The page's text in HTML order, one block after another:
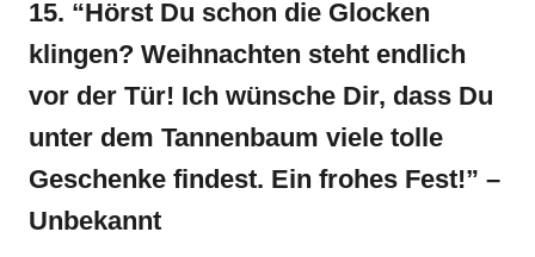
15. “Hörst Du schon die Glocken
klingen? Weihnachten steht endlich
vor der Tür! Ich wünsche Dir, dass Du
unter dem Tannenbaum viele tolle
Geschenke findest. Ein frohes Fest!” –
Unbekannt